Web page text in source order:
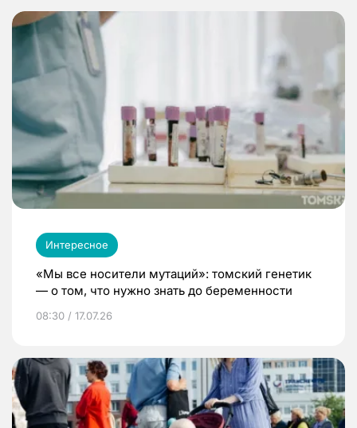
Интересное
«Мы все носители мутаций»: томский генетик
— о том, что нужно знать до беременности
08:30 / 17.07.26